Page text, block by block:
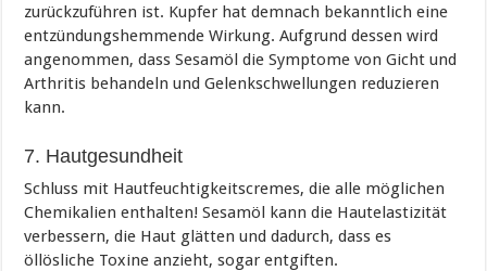
zurückzuführen ist. Kupfer hat demnach bekanntlich eine
entzündungshemmende Wirkung. Aufgrund dessen wird
angenommen, dass Sesamöl die Symptome von Gicht und
Arthritis behandeln und Gelenkschwellungen reduzieren
kann.
7. Hautgesundheit
Schluss mit Hautfeuchtigkeitscremes, die alle möglichen
Chemikalien enthalten! Sesamöl kann die Hautelastizität
verbessern, die Haut glätten und dadurch, dass es
öllösliche Toxine anzieht, sogar entgiften.